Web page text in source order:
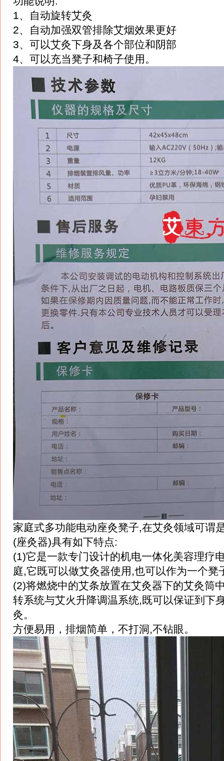
1、自动旋转艾灸
2、自动加强双管排除艾烟效果更好
3、可以艾灸下身及各个部位和阴部
4、可以充当凳子和椅子使用。
家庭式多功能电动座灸凳子,在艾灸领域可谓
(座灸器)具有如下特点:
(1)它是一款专门设计的机电一体化美容理疗
庭,它既可以做艾灸器使用,也可以作为一个凳
(2)将燃烧中的艾条放置在艾灸器下的艾灸筒
转系统与艾火升降调温系统,既可以保证到下
灸。
方便易用，排烟简单，不打洞,不钻眼。